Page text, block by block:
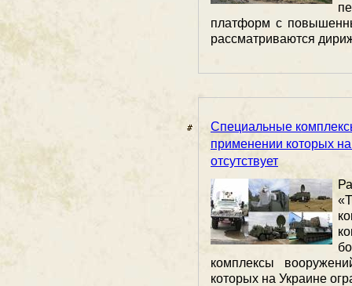
платформ с
рассматриваются
Специальные
применении которых
отсутствует
комплексы
которых на Украине